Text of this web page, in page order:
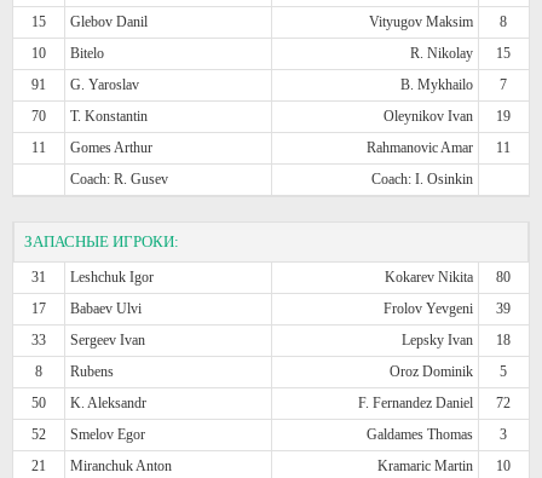
15
Glebov Danil Vityugov Maksim
8
10
Bitelo R. Nikolay
15
91
G. Yaroslav B. Mykhailo
7
70
T. Konstantin Oleynikov Ivan
19
11
Gomes Arthur Rahmanovic Amar
11
Coach: R. Gusev
Coach: I. Osinkin
ЗАПАСНЫЕ ИГРОКИ:
31 Leshchuk Igor Kokarev Nikita
80
17
Babaev Ulvi Frolov Yevgeni
39
33
Sergeev Ivan Lepsky Ivan
18
8
Rubens Oroz Dominik
5
50
K. Aleksandr F. Fernandez Daniel
72
52
Smelov Egor Galdames Thomas
3
21
Miranchuk Anton Kramaric Martin
10